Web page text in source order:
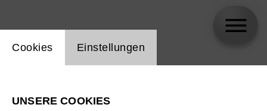
Einstellung Website Cookie
Cookies Einstellungen
UNSERE COOKIES